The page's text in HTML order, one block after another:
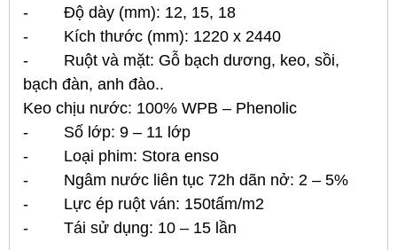
- Độ dày (mm): 12, 15, 18
- Kích thước (mm): 1220 x 2440
- Ruột và mặt: Gỗ bạch dương, keo, sồi,
bạch đàn, anh đào..
Keo chịu nước: 100% WPB – Phenolic
- Số lớp: 9 – 11 lớp
- Loại phim: Stora enso
- Ngâm nước liên tục 72h dãn nở: 2 – 5%
- Lực ép ruột ván: 150tấm/m2
- Tái sử dụng: 10 – 15 lần